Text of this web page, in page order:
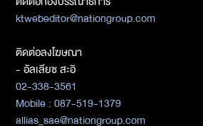
ktwebeditor@nationgroup.com
ติดต่อลงโฆษณา
- อัลเลียซ สะอิ
02-338-3561
Mobile : 087-519-1379
allias_sae@nationgroup.com